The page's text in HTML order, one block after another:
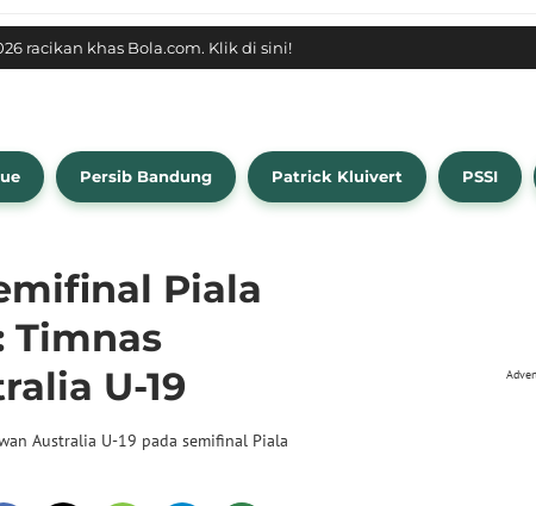
racikan khas Bola.com. Klik di sini!
Persib Bandung Patrick Kluivert PSSI
Piala
Timnas
U-19
Australia U-19 pada semifinal Piala